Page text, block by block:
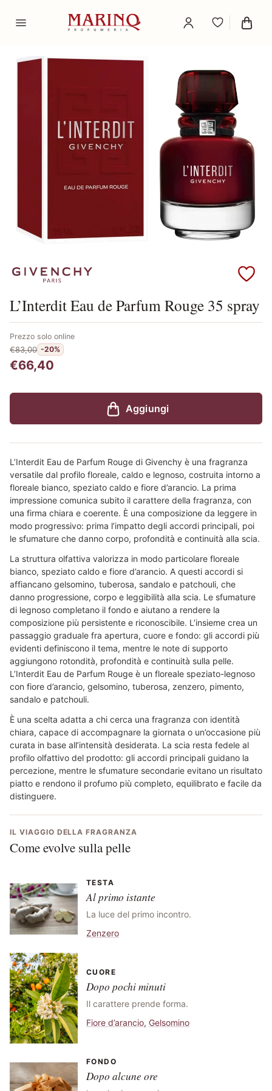
Scopri i prodotti Givenchy
L’Interdit Eau de Parfum Rouge 35 spray
Prezzo solo online
€83,00 -20%
€66,40
Aggiungi
L’Interdit Eau de Parfum Rouge di Givenchy è una fragranza
versatile dal profilo floreale, caldo e legnoso, costruita intorno a
floreale bianco, speziato caldo e fiore d’arancio. La prima
impressione comunica subito il carattere della fragranza, con
una firma chiara e coerente. È una composizione da leggere in
modo progressivo: prima l’impatto degli accordi principali, poi
le sfumature che danno corpo, profondità e continuità alla scia.
La struttura olfattiva valorizza in modo particolare floreale
bianco, speziato caldo e fiore d’arancio. A questi accordi si
affiancano gelsomino, tuberosa, sandalo e patchouli, che
danno progressione, corpo e leggibilità alla scia. Le sfumature
di legnoso completano il fondo e aiutano a rendere la
composizione più persistente e riconoscibile. L’insieme crea un
passaggio graduale fra apertura, cuore e fondo: gli accordi più
evidenti definiscono il tema, mentre le note di supporto
aggiungono rotondità, profondità e continuità sulla pelle.
L’Interdit Eau de Parfum Rouge è un floreale speziato-legnoso
con fiore d’arancio, gelsomino, tuberosa, zenzero, pimento,
sandalo e patchouli.
È una scelta adatta a chi cerca una fragranza con identità
chiara, capace di accompagnare la giornata o un’occasione più
curata in base all’intensità desiderata. La scia resta fedele al
profilo olfattivo del prodotto: gli accordi principali guidano la
percezione, mentre le sfumature secondarie evitano un risultato
piatto e rendono il profumo più completo, equilibrato e facile da
distinguere.
IL VIAGGIO DELLA FRAGRANZA
Come evolve sulla pelle
TESTA
Al primo istante
La luce del primo incontro.
Zenzero
CUORE
Dopo pochi minuti
Il carattere prende forma.
Fiore d’arancio, Gelsomino
FONDO
Dopo alcune ore